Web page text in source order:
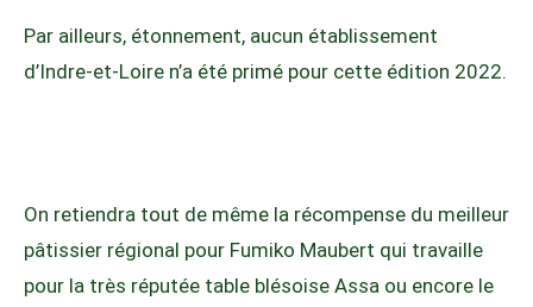
Par ailleurs, étonnement, aucun établissement
d’Indre-et-Loire n’a été primé pour cette édition 2022.
On retiendra tout de même la récompense du meilleur
pâtissier régional pour Fumiko Maubert qui travaille
pour la très réputée table blésoise Assa ou encore le